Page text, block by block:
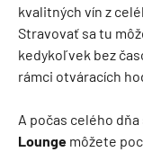
kvalitných vín z
Stravovať sa tu
kedykoľvek bez
rámci otváracích
A počas celého
Lounge môžete